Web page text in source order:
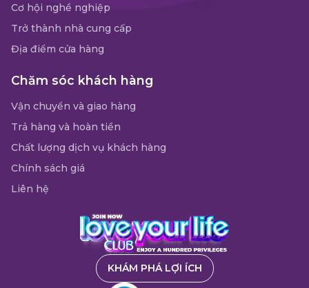
Cơ hội nghề nghiệp
Trở thành nhà cung cấp
Địa điểm cửa hàng
Chăm sóc khách hàng
Vận chuyển và giao hàng
Trả hàng và hoàn tiền
Chất lượng dịch vụ khách hàng
Chính sách giá
Liên hệ
KHÁM PHÁ LỢI ÍCH